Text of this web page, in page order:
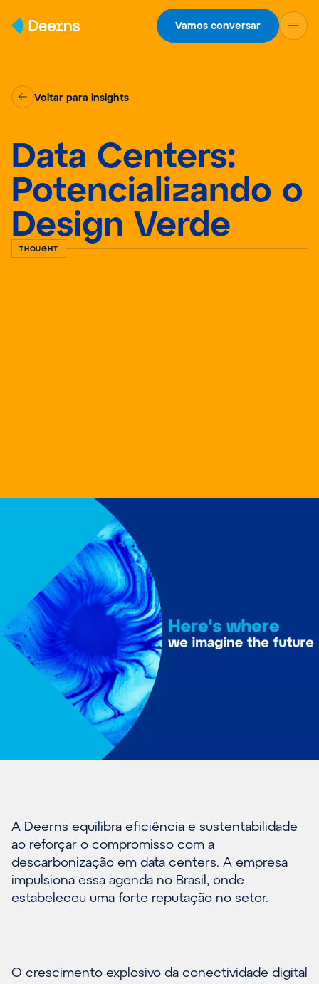
Vamos conversar
Voltar para insights
Data Centers:
Potencializando o
Design Verde
THOUGHT
A Deerns equilibra eficiência e sustentabilidade
ao reforçar o compromisso com a
descarbonização em data centers. A empresa
impulsiona essa agenda no Brasil, onde
estabeleceu uma forte reputação no setor.
O crescimento explosivo da conectividade digital